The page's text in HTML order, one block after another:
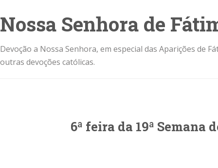
Nossa Senhora de
Devoção a Nossa Senhora, em especial das Aparições de
outras devoções católicas.
6ª feira da 19ª Semana